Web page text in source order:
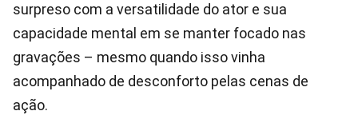
surpreso com a versatilidade do ator e sua
capacidade mental em se manter focado nas
gravações – mesmo quando isso vinha
acompanhado de desconforto pelas cenas de
ação.